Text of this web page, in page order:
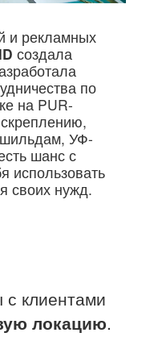
и рекламных
создала
по
на PUR-
УФ-
шанс с
использовать
своих нужд.
клиентами
локацию.